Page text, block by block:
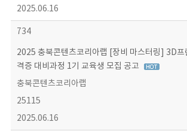
2025.06.16
734
2025 충북콘텐츠코리아랩 [장비 마스터링] 3D프
격증 대비과정 1기 교육생 모집 공고
충북콘텐츠코리아랩
25115
2025.06.16